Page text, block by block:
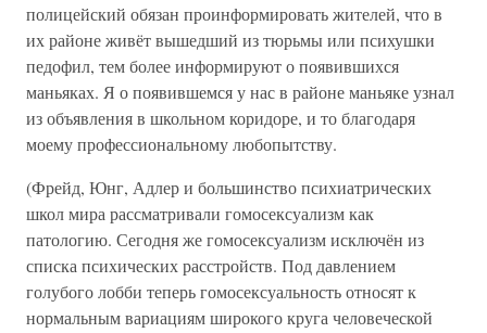
полицейский обязан проинформировать жителей, что в
их районе живёт вышедший из тюрьмы или психушки
педофил, тем более информируют о появившихся
маньяках. Я о появившемся у нас в районе маньяке узнал
из объявления в школьном коридоре, и то благодаря
моему профессиональному любопытству.
(Фрейд, Юнг, Адлер и большинство психиатрических
школ мира рассматривали гомосексуализм как
патологию. Сегодня же гомосексуализм исключён из
списка психических расстройств. Под давлением
голубого лобби теперь гомосексуальность относят к
нормальным вариациям широкого круга человеческой